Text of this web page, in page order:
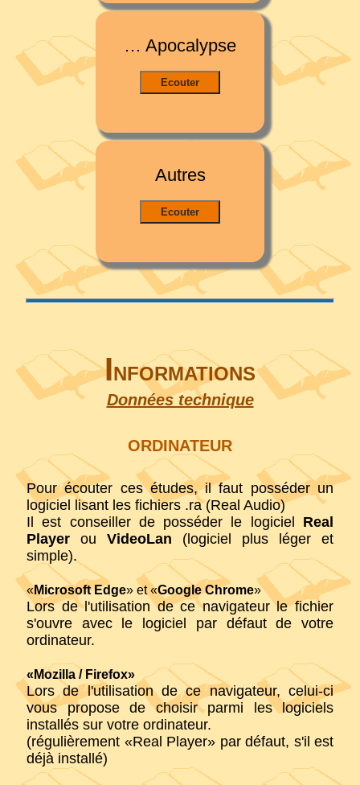
… Apocalypse
Autres
INFORMATIONS
Données technique
ORDINATEUR
Pour écouter ces études, il faut posséder un
logiciel lisant les fichiers .ra (Real Audio)
Il est conseiller de posséder le logiciel Real
Player ou VideoLan (logiciel plus léger et
simple).
«Microsoft Edge» et «Google Chrome»
Lors de l'utilisation de ce navigateur le fichier
s'ouvre avec le logiciel par défaut de votre
ordinateur.
«Mozilla / Firefox»
Lors de l'utilisation de ce navigateur, celui-ci
vous propose de choisir parmi les logiciels
installés sur votre ordinateur.
(régulièrement «Real Player» par défaut, s'il est
déjà installé)